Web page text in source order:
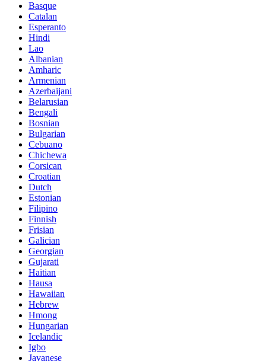
Basque
Catalan
Esperanto
Hindi
Lao
Albanian
Amharic
Armenian
Azerbaijani
Belarusian
Bengali
Bosnian
Bulgarian
Cebuano
Chichewa
Corsican
Croatian
Dutch
Estonian
Filipino
Finnish
Frisian
Galician
Georgian
Gujarati
Haitian
Hausa
Hawaiian
Hebrew
Hmong
Hungarian
Icelandic
Igbo
Javanese